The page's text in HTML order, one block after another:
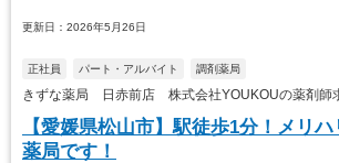
更新日：2026年5月26日
正社員 パート・アルバイト 調剤薬局
きずな薬局 日赤前店 株式会社YOUKOUの薬剤師
【愛媛県松山市】駅徒歩1分！メリ
薬局です！